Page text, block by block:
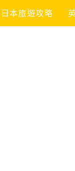
日本旅遊攻略